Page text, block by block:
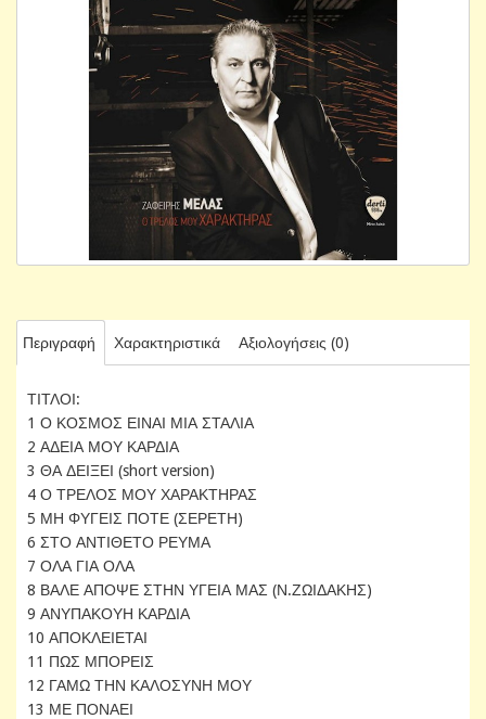
Περιγραφή Χαρακτηριστικά Αξιολογήσεις (0)
ΤΙΤΛΟΙ:
1 Ο ΚΟΣΜΟΣ ΕΙΝΑΙ ΜΙΑ ΣΤΑΛΙΑ
2 ΑΔΕΙΑ ΜΟΥ ΚΑΡΔΙΑ
3 ΘΑ ΔΕΙΞΕΙ (short version)
4 Ο ΤΡΕΛΟΣ ΜΟΥ ΧΑΡΑΚΤΗΡΑΣ
5 ΜΗ ΦΥΓΕΙΣ ΠΟΤΕ (ΣΕΡΕΤΗ)
6 ΣΤΟ ΑΝΤΙΘΕΤΟ ΡΕΥΜΑ
7 ΟΛΑ ΓΙΑ ΟΛΑ
8 ΒΑΛΕ ΑΠΟΨΕ ΣΤΗΝ ΥΓΕΙΑ ΜΑΣ (Ν.ΖΩΙΔΑΚΗΣ)
9 ΑΝΥΠΑΚΟΥΗ ΚΑΡΔΙΑ
10 ΑΠΟΚΛΕΙΕΤΑΙ
11 ΠΩΣ ΜΠΟΡΕΙΣ
12 ΓΑΜΩ ΤΗΝ ΚΑΛΟΣΥΝΗ ΜΟΥ
13 ΜΕ ΠΟΝΑΕΙ